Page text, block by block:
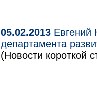
05.02.2013 Евгений
департамента
(Новости короткой